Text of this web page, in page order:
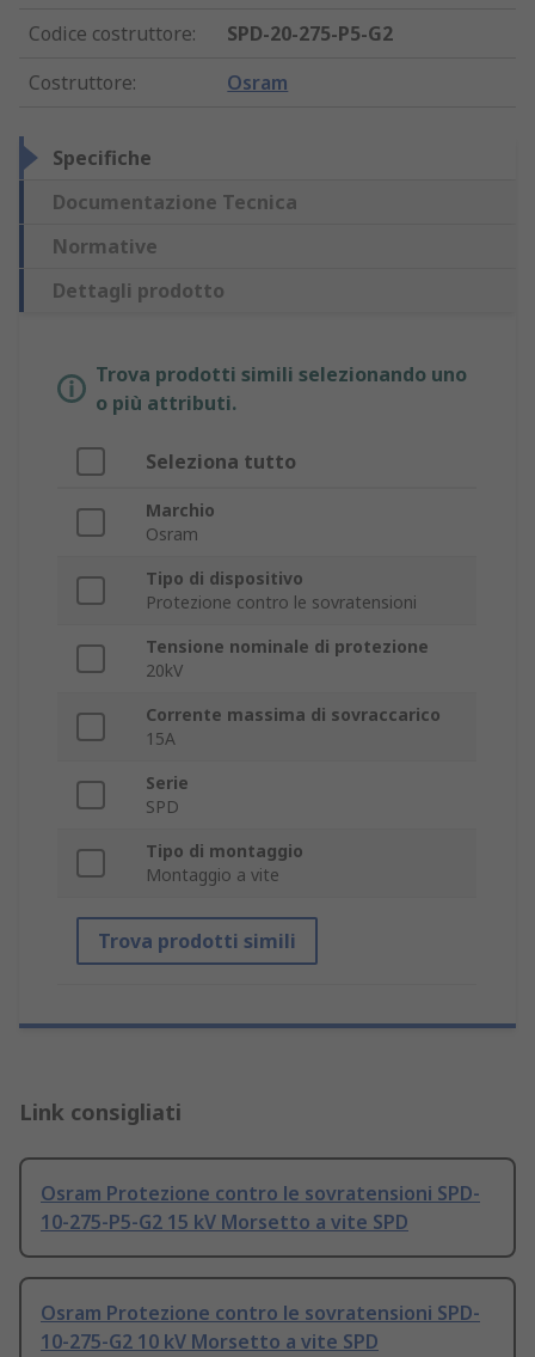
Codice costruttore:
SPD-20-275-P5-G2
Costruttore: Osram
Specifiche
Documentazione Tecnica
Normative
Dettagli prodotto
Trova prodotti simili selezionando uno
o più attributi.
Seleziona tutto
Marchio
Osram
Tipo di dispositivo
Protezione contro le sovratensioni
Tensione nominale di protezione
20kV
Corrente massima di sovraccarico
15A
Serie
SPD
Tipo di montaggio
Montaggio a vite
Trova prodotti simili
Link consigliati
Osram Protezione contro le sovratensioni SPD-
10-275-P5-G2 15 kV Morsetto a vite SPD
Osram Protezione contro le sovratensioni SPD-
10-275-G2 10 kV Morsetto a vite SPD